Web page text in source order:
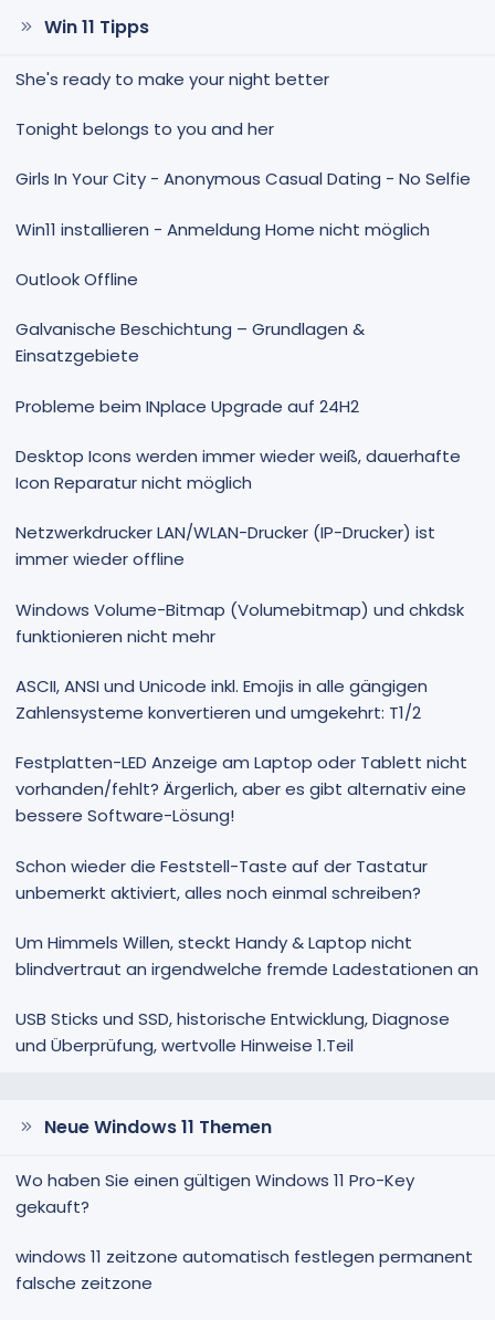
Win 11 Tipps
She's ready to make your night better
Tonight belongs to you and her
Girls In Your City - Anonymous Casual Dating - No Selfie
Win11 installieren - Anmeldung Home nicht möglich
Outlook Offline
Galvanische Beschichtung – Grundlagen &
Einsatzgebiete
Probleme beim INplace Upgrade auf 24H2
Desktop Icons werden immer wieder weiß, dauerhafte
Icon Reparatur nicht möglich
Netzwerkdrucker LAN/WLAN-Drucker (IP-Drucker) ist
immer wieder offline
Windows Volume-Bitmap (Volumebitmap) und chkdsk
funktionieren nicht mehr
ASCII, ANSI und Unicode inkl. Emojis in alle gängigen
Zahlensysteme konvertieren und umgekehrt: T1/2
Festplatten-LED Anzeige am Laptop oder Tablett nicht
vorhanden/fehlt? Ärgerlich, aber es gibt alternativ eine
bessere Software-Lösung!
Schon wieder die Feststell-Taste auf der Tastatur
unbemerkt aktiviert, alles noch einmal schreiben?
Um Himmels Willen, steckt Handy & Laptop nicht
blindvertraut an irgendwelche fremde Ladestationen an
USB Sticks und SSD, historische Entwicklung, Diagnose
und Überprüfung, wertvolle Hinweise 1.Teil
Neue Windows 11 Themen
Wo haben Sie einen gültigen Windows 11 Pro-Key
gekauft?
windows 11 zeitzone automatisch festlegen permanent
falsche zeitzone